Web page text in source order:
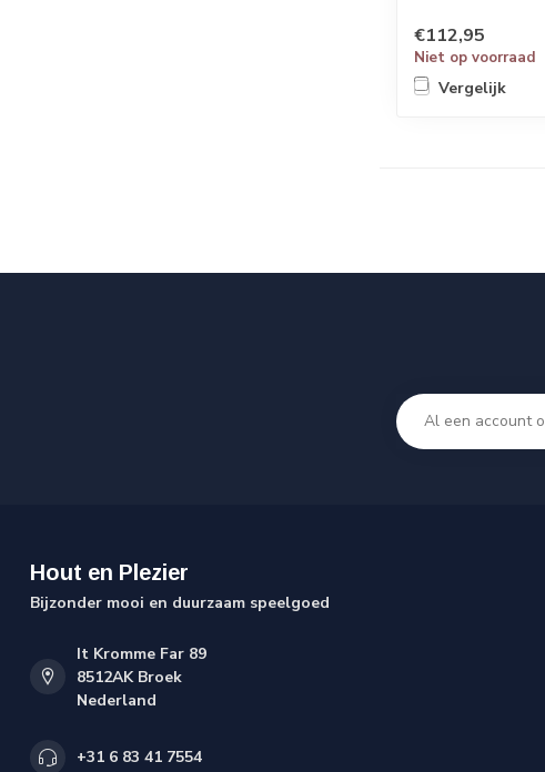
€112,95
Niet op voorraad
Vergelijk
Hout en Plezier
Bijzonder mooi en duurzaam speelgoed
It Kromme Far 89
8512AK Broek
Nederland
+31 6 83 41 7554